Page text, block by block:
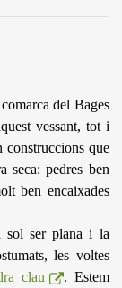
del Bages
vessant, tot i
construccions que
seca: pedres ben
ben encaixades
sol ser plana i la
les voltes
clau
. Estem